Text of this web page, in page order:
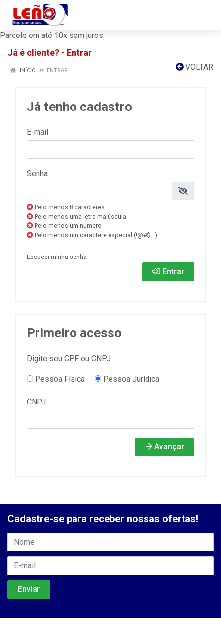
Parcele em até 10x sem juros
Já é cliente? - Entrar
VOLTAR
INÍCIO ENTRAR
Já tenho cadastro
E-mail
Senha
Pelo menos 8 caracteres
Pelo menos uma letra maiúscula
Pelo menos um número
Pelo menos um caractere especial (!@#$...)
Esqueci minha senha
Entrar
Primeiro acesso
Digite seu CPF ou CNPJ
Pessoa Física Pessoa Jurídica
CNPJ
Avançar
Cadastre-se para receber nossas ofertas!